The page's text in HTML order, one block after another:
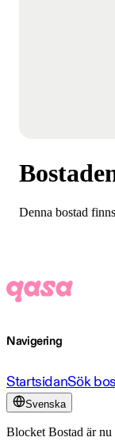
Denna bostad
Navigering
StartsidanSök
Svenska
Blocket Bostad är nu